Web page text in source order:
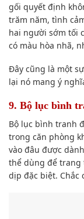
gối quyết định
trăm năm, tình
hai người sớm tối
có màu hòa nhã,
Đây cũng là một
lại nó mang ý
9. Bộ lục bình
Bộ lục bình tranh
trong căn phòng
vào đâu được
thể dùng để trang
dịp đặc biệt. Chắc